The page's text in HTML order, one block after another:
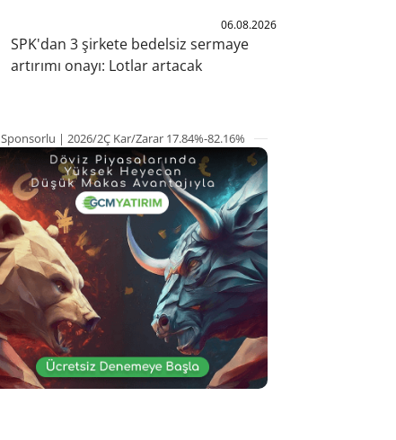
06.08.2026
SPK'dan 3 şirkete bedelsiz sermaye
artırımı onayı: Lotlar artacak
Sponsorlu | 2026/2Ç Kar/Zarar 17.84%-82.16%